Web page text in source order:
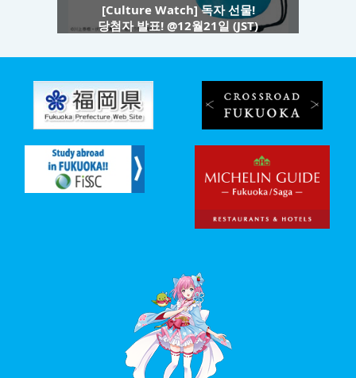
[Culture Watch] 독자 선물!
당첨자 발표! @12월21일 (JST)